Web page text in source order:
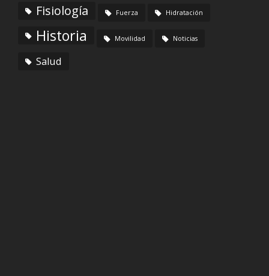
Fisiología Fuerza Hidratación
Historia Movilidad Noticias
Salud